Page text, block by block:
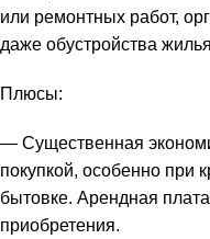
или ремонтных работ,
даже обустройства
Плюсы:
— Существенная
покупкой, особенно при
бытовке. Арендная
приобретения.